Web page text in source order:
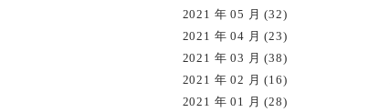
2021 年 05 月 (32)
2021 年 04 月 (23)
2021 年 03 月 (38)
2021 年 02 月 (16)
2021 年 01 月 (28)